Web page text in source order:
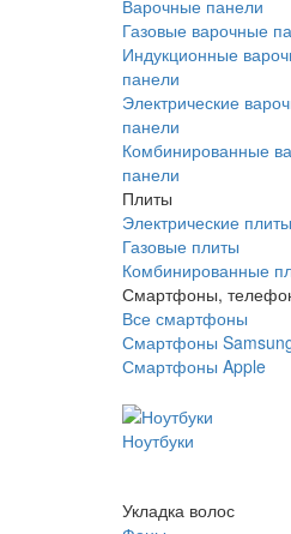
Варочные панели
Газовые варочные
Индукционные
панели
Электрические
панели
Комбинированные
панели
Плиты
Электрические плиты
Газовые плиты
Комбинированные
Смартфоны,
Все смартфоны
Смартфоны
Смартфоны Apple
Ноутбуки
Укладка волос